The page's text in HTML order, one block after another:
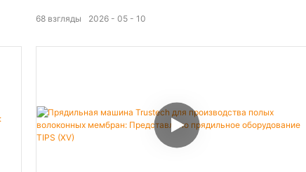
2026 05 10
68 взгляды